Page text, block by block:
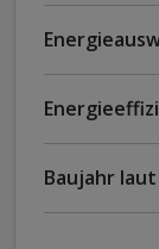
Baujahr